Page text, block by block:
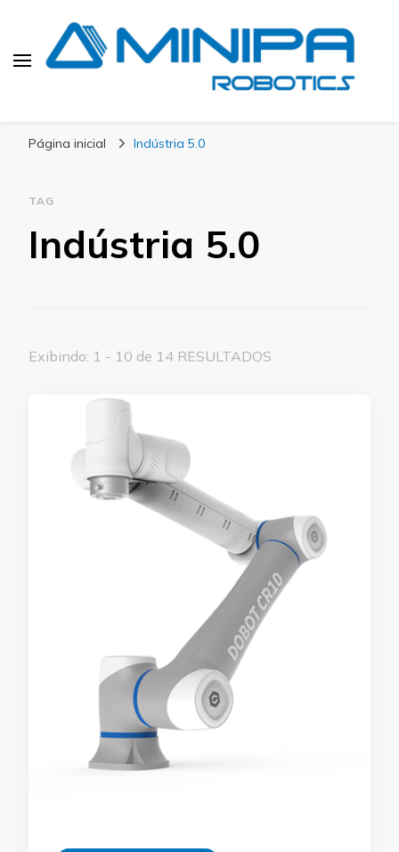
Página inicial Indústria 5.0
TAG
Indústria 5.0
Exibindo: 1 - 10 de 14 RESULTADOS